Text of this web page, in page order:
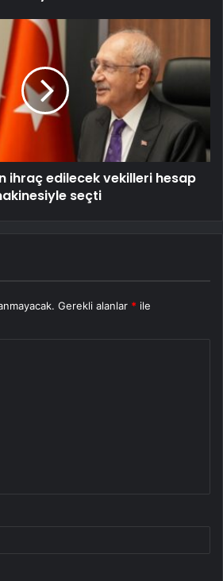
ihraç edilecek vekilleri hesap
seçti
Gerekli alanlar * ile